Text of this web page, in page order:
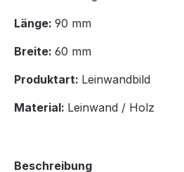
Länge: 90 mm
Breite: 60 mm
Produktart: Leinwandbild
Material: Leinwand / Holz
Beschreibung